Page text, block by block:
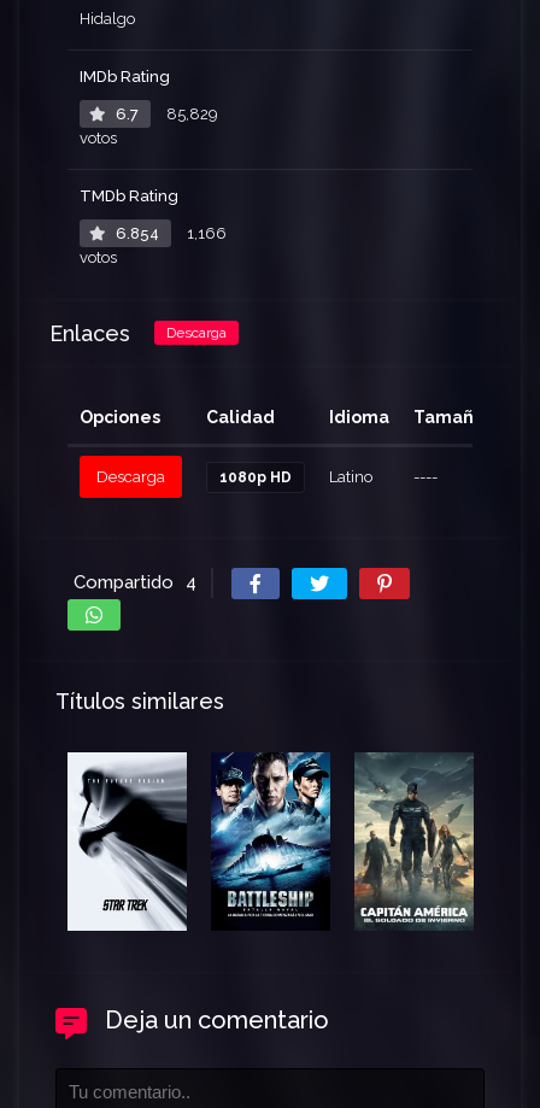
Hidalgo
IMDb Rating
6.7
85,829
votos
TMDb Rating
6.854
1,166
votos
Enlaces Descarga
Opciones Calidad Idioma Tamaño
Descarga 1080p HD Latino ----
Compartido 4
Títulos similares
Deja un comentario